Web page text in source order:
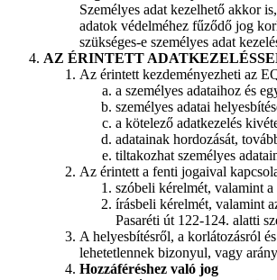
Személyes adat kezelhető akkor
adatok védelméhez fűződő jog
szükséges-e személyes adat
AZ ÉRINTETT
Az érintett kezdeményezheti az
a személyes adataihoz és
személyes adatai
a kötelező adatkezelés
adatainak hordozását,
tiltakozhat személyes
Az érintett a fenti jogaival
szóbeli kérelmét, valamint
írásbeli kérelmét, valamint
Pasaréti út 122-124. alatti
A helyesbítésről, a korlátozásról
lehetetlennek bizonyul, vagy
Hozzáféréshez való jog